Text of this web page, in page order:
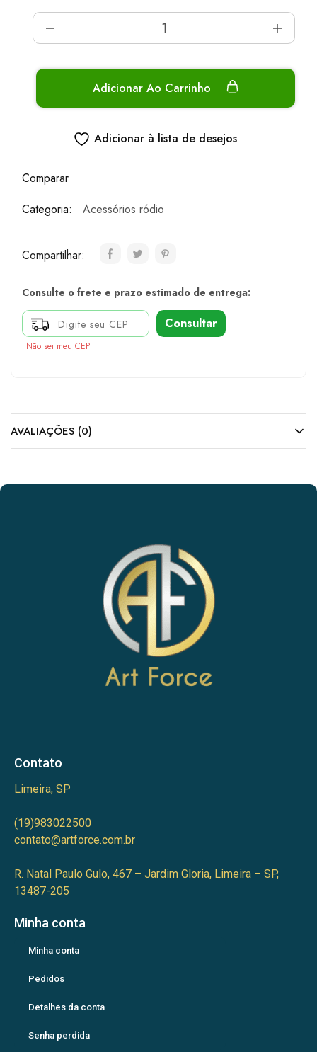
Adicionar Ao Carrinho
Adicionar à lista de desejos
Comparar
Categoria:
Acessórios ródio
Compartilhar:
Consulte o frete e prazo estimado de entrega:
Consultar
Não sei meu CEP
AVALIAÇÕES (0)
Contato
Limeira, SP
(19)983022500
contato@artforce.com.br
R. Natal Paulo Gulo, 467 – Jardim Gloria, Limeira – SP,
13487-205
Minha conta
Minha conta
Pedidos
Detalhes da conta
Senha perdida